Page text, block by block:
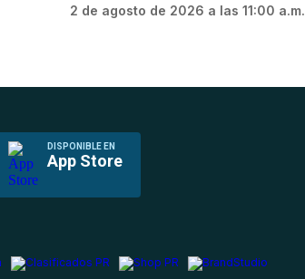
2 de agosto de 2026 a las 11:00 a.m.
DISPONIBLE EN
App Store